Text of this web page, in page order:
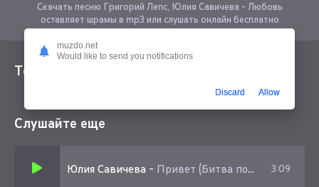
Скачать песню Григорий Лепс, Юлия Савичева - Любовь
оставляет шрамы в mp3 или слушать онлайн бесплатно
Текст песни
Слушайте еще
Юлия Савичева - Привет (Битва поколений) 3:09
muzdo.net
Would like to send you notifications
Discard Allow